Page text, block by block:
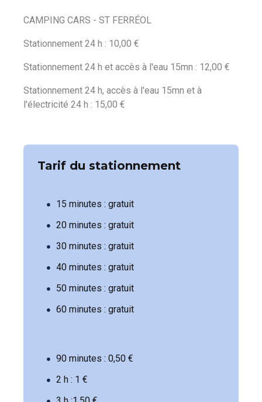
CAMPING CARS - ST FERRÉOL
Stationnement 24 h : 10,00 €
Stationnement 24 h et accès à l'eau 15mn : 12,00 €
Stationnement 24 h, accès à l'eau 15mn et à
l'électricité 24 h : 15,00 €
Tarif du stationnement
15 minutes : gratuit
20 minutes : gratuit
30 minutes : gratuit
40 minutes : gratuit
50 minutes : gratuit
60 minutes : gratuit
90 minutes : 0,50 €
2 h : 1 €